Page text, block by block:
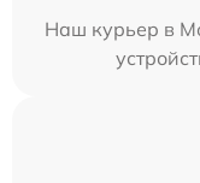
Наш курьер в